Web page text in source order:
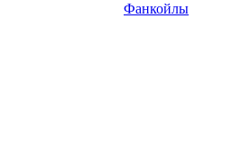
Фанкойлы